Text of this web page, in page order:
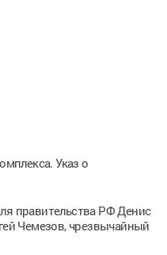
Указ о
правительства РФ Денис
Чемезов, чрезвычайный